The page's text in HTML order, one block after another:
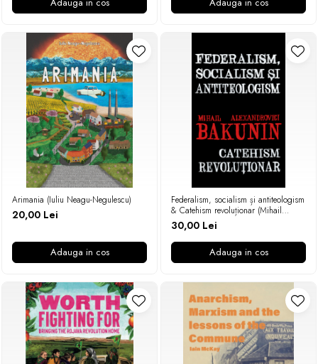
Arimania (Iuliu Neagu-Negulescu)
20,00 Lei
Adauga in cos
Federalism, socialism și antiteologism
& Catehism revoluționar (Mihail
Bakunin)
30,00 Lei
Adauga in cos